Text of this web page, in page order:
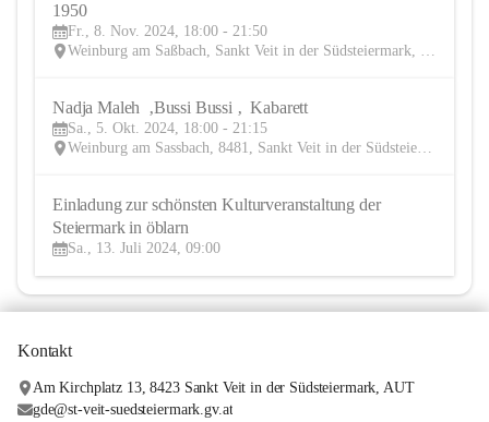
1950
Fr., 8. Nov. 2024, 18:00 - 21:50
Weinburg am Saßbach, Sankt Veit in der Südsteiermark, Leibnitz, Steiermark, AUT
Sa., 5. Okt. 2024, 18:00 - 21:15
Weinburg am Sassbach, 8481, Sankt Veit in der Südsteiermark, Leibnitz, Steiermark, AUT
Einladung zur schönsten Kulturveranstaltung der
Steiermark in öblarn
Sa., 13. Juli 2024, 09:00
Kontakt
Am Kirchplatz 13, 8423 Sankt Veit in der Südsteiermark, AUT
gde@st-veit-suedsteiermark.gv.at